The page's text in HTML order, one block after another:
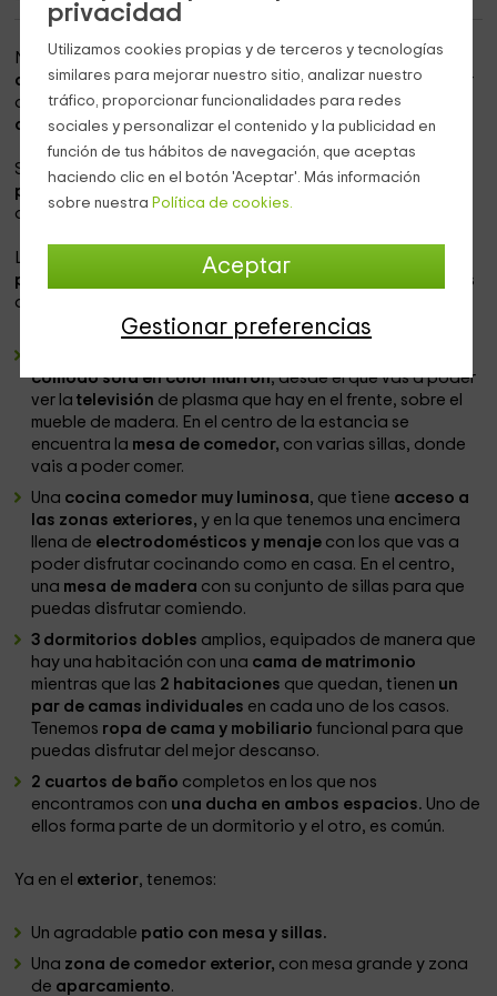
privacidad
Utilizamos cookies propias y de terceros y tecnologías
similares para mejorar nuestro sitio, analizar nuestro
tráfico, proporcionar funcionalidades para redes
sociales y personalizar el contenido y la publicidad en
función de tus hábitos de navegación, que aceptas
haciendo clic en el botón 'Aceptar'. Más información
sobre nuestra Política de cookies.
Aceptar
Gestionar preferencias
Nuestro alojamiento se encuentradentro de la zona
de Esparragalejo, que es un espacio en el que vas a poder
disfrutar de las mejores vacaciones dentro de laprovincia
de Badajoz.
Se trata de un alojamiento con encanto en el quevas a
poder disfrutar de la tranquilidad
del ocio en las zonas interiores.
La vivienda, que dispone de espacio para un
personas,
150 metros cuadrados
en los que vas
a poder disfrutar de las
cómodo sofá en color marrón, desde el que vas a poder
ver latelevisión de plasma que hay en el frente, sobre el
mueble de madera. En el centro de la estancia se
encuentra la mesa de comedor, con varias sillas, donde
vais a poder comer.
Una cocina comedor muy luminosa, que tiene acceso a
las zonas exteriores, y en la que tenemos una encimera
llena de electrodomésticos y menaje con los que vas a
poder disfrutar cocinando como en casa. En el centro,
una mesa de madera con su conjunto de sillas para que
puedas disfrutar comiendo.
3 dormitorios dobles amplios, equipados de manera que
hay una habitación con una cama de matrimonio
mientras que las 2 habitaciones que quedan, tienen un
par de camas individuales en cada uno de los casos.
Tenemos ropa de cama y mobiliariofuncional para que
puedas disfrutar del mejor descanso.
2 cuartos de baño completos en los que nos
encontramos con una ducha en ambos espacios. Uno de
ellos forma parte de un dormitorio y el otro, es común.
Ya en el exterior, tenemos:
Un agradable patio con mesa y sillas.
Una zona de comedor exterior, con mesa grande y zona
de aparcamiento.